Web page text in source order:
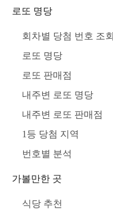
로또 명당
회차별 당첨 번호 조회
로또 명당
로또 판매점
내주변 로또 명당
내주변 로또 판매점
1등 당첨 지역
번호별 분석
가볼만한 곳
식당 추천